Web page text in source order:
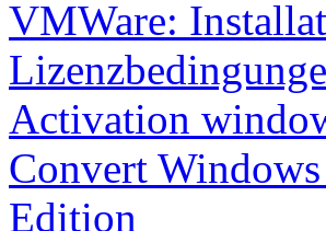
VMWare:
Activation
Convert
Edition